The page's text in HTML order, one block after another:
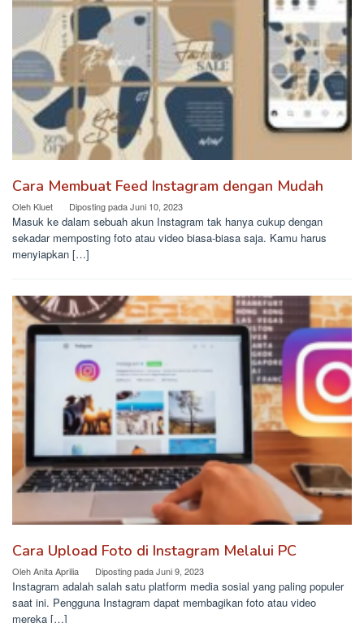
Cara Membuat Feed Instagram dengan Mudah
Oleh Kluet Diposting padaJuni 10, 2023
Masuk ke dalam sebuah akun Instagram tak hanya cukup dengan
sekadar memposting foto atau video biasa-biasa saja. Kamu harus
menyiapkan […]
Cara Upload Foto di Instagram Melalui PC
OlehAnita Aprilia Diposting padaJuni 9, 2023
Instagram adalah salah satu platform media sosial yang paling populer
saat ini. Pengguna Instagram dapat membagikan foto atau video
mereka […]